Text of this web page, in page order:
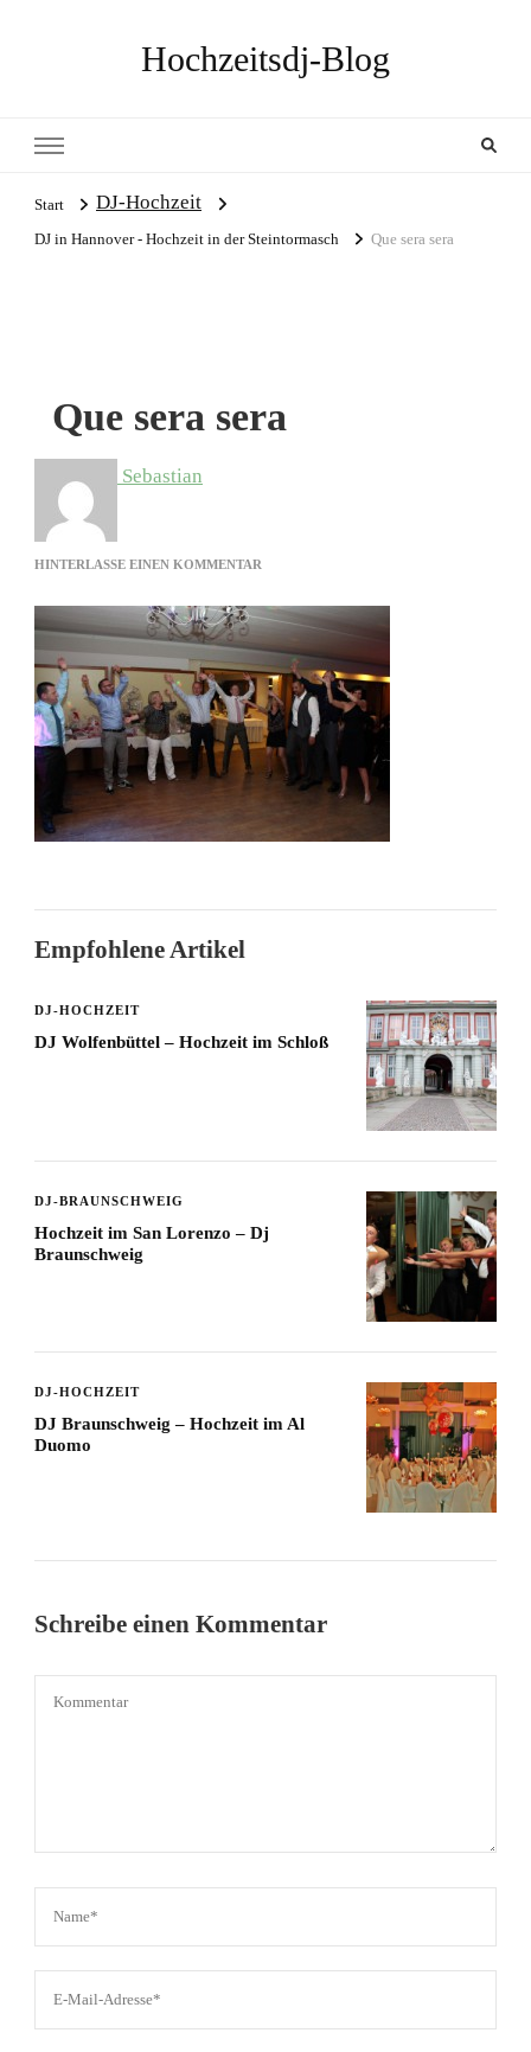
Hochzeitsdj-Blog
Start DJ-Hochzeit
DJ in Hannover - Hochzeit in der Steintormasch Que sera sera
Que sera sera
Sebastian
HINTERLASSE EINEN KOMMENTAR
SERA
SERA
Empfohlene Artikel
DJ-HOCHZEIT
DJ Wolfenbüttel – Hochzeit im Schloß
DJ-BRAUNSCHWEIG
Hochzeit im San Lorenzo – Dj
Braunschweig
DJ-HOCHZEIT
DJ Braunschweig – Hochzeit im Al
Duomo
Schreibe einen Kommentar